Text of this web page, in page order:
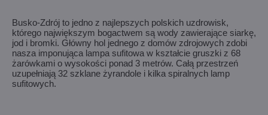
Busko-Zdrój to jedno z najlepszych polskich uzdrowisk,
którego największym bogactwem są wody zawierające siarkę,
jod i bromki. Główny hol jednego z domów zdrojowych zdobi
nasza imponująca lampa sufitowa w kształcie gruszki z 68
żarówkami o wysokości ponad 3 metrów. Całą przestrzeń
uzupełniają 32 szklane żyrandole i kilka spiralnych lamp
sufitowych.